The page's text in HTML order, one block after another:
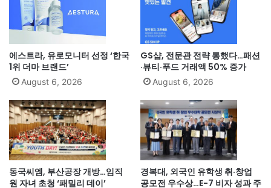
에스트라, 유로모니터 선정 ‘한국
1위 더마 브랜드’
August 6, 2026
GS샵, 전문관 전략 통했다…패션
·뷰티·푸드 거래액 50% 증가
August 6, 2026
동국씨엠, 부산공장 개방…임직
원 자녀 초청 ‘패밀리 데이’
경복대, 외국인 유학생 취·창업
공모전 우수상…E-7 비자 성과 주